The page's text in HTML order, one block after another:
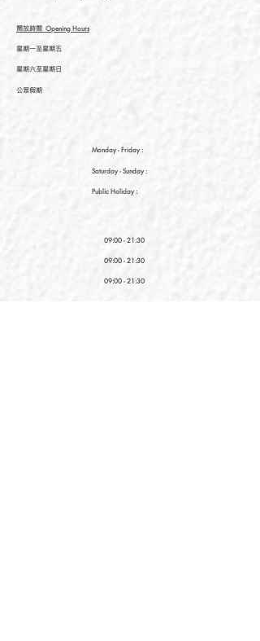
開放時間 Opening Hours
星期一至星期五
星期六至星期日
公眾假期
Monday - Friday :
Saturday- Sunday :
Public Holiday :
09:00 - 21:30
09:00 - 21:30
09:00 - 21:30